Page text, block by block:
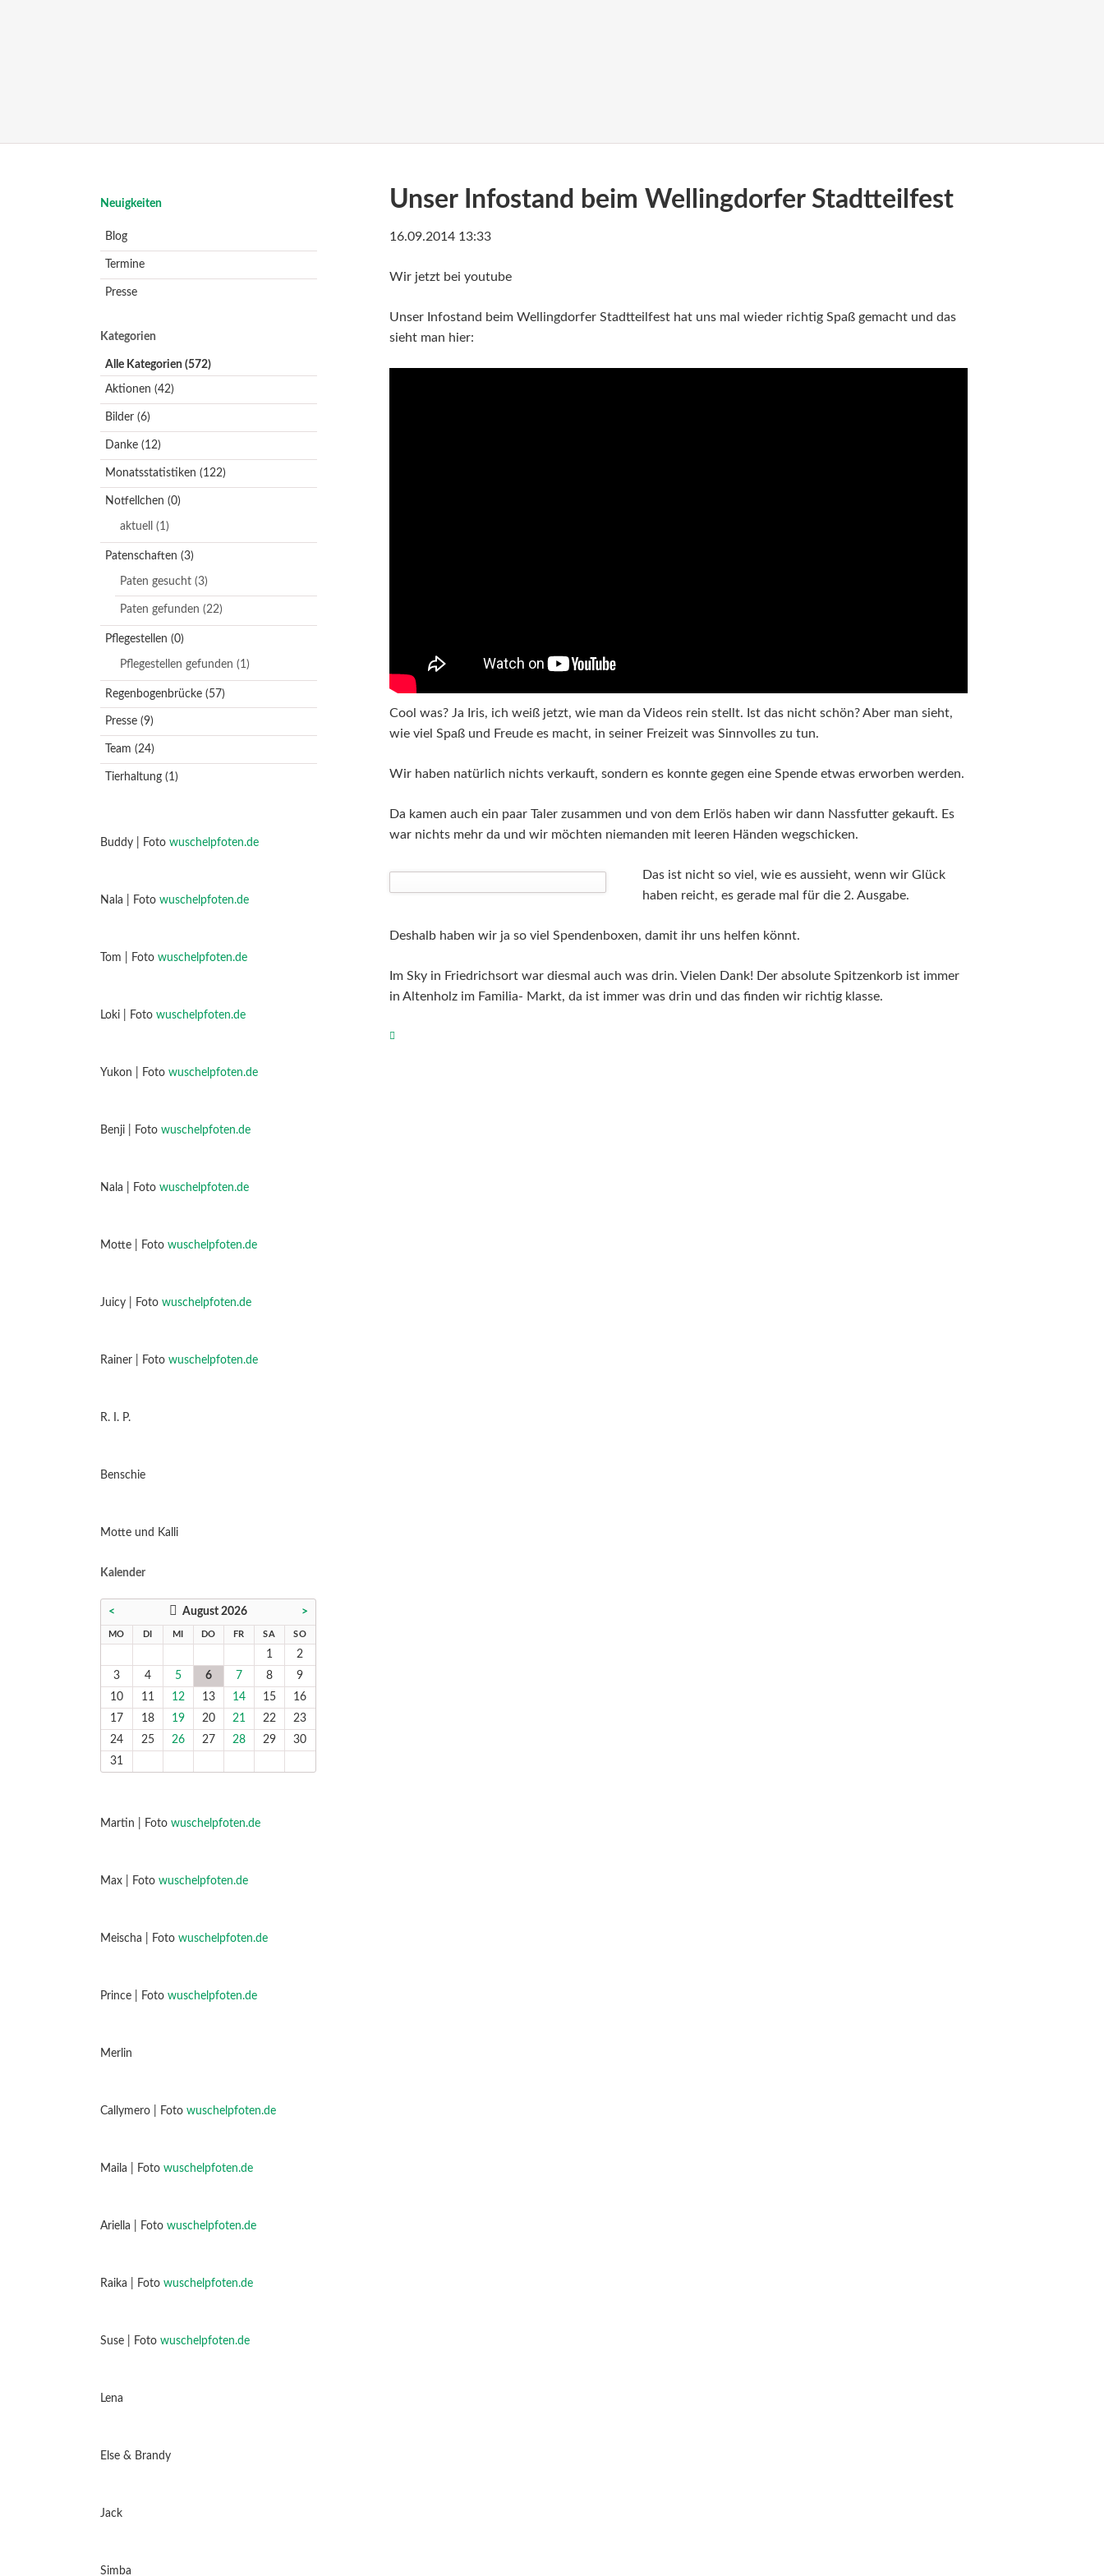
Unser Infostand beim Wellingdorfer Stadtteilfest
16.09.2014 13:33
Wir jetzt bei youtube
Unser Infostand beim Wellingdorfer Stadtteilfest hat uns mal wieder richtig Spaß gemacht und das
sieht man hier:
Cool was? Ja Iris, ich weiß jetzt, wie man da Videos rein stellt. Ist das nicht schön? Aber man sieht,
wie viel Spaß und Freude es macht, in seiner Freizeit was Sinnvolles zu tun.
Wir haben natürlich nichts verkauft, sondern es konnte gegen eine Spende etwas erworben werden.
Da kamen auch ein paar Taler zusammen und von dem Erlös haben wir dann Nassfutter gekauft. Es
war nichts mehr da und wir möchten niemanden mit leeren Händen wegschicken.
Das ist nicht so viel, wie es aussieht, wenn wir Glück
haben reicht, es gerade mal für die 2. Ausgabe.
Deshalb haben wir ja so viel Spendenboxen, damit ihr uns helfen könnt.
Im Sky in Friedrichsort war diesmal auch was drin. Vielen Dank! Der absolute Spitzenkorb ist immer
in Altenholz im Familia- Markt, da ist immer was drin und das finden wir richtig klasse.
Navigation
Neuigkeiten
Blog
Termine
Presse
Kategorien
Alle Kategorien (572)
Aktionen (42)
Bilder (6)
Danke (12)
Monatsstatistiken (122)
Notfellchen (0)
aktuell (1)
Patenschaften (3)
Paten gesucht (3)
Paten gefunden (22)
Pflegestellen (0)
Pflegestellen gefunden (1)
Regenbogenbrücke (57)
Presse (9)
Team (24)
Tierhaltung (1)
Buddy | Foto wuschelpfoten.de
Nala | Foto wuschelpfoten.de
Tom | Foto wuschelpfoten.de
Loki | Foto wuschelpfoten.de
Yukon | Foto wuschelpfoten.de
Benji | Foto wuschelpfoten.de
Nala | Foto wuschelpfoten.de
Motte | Foto wuschelpfoten.de
Juicy | Foto wuschelpfoten.de
Rainer | Foto wuschelpfoten.de
R. I. P.
Benschie
Motte und Kalli
Kalender
< August 2026 >
MO NTAGDI ENSTAG
MI TTWOCH
DO NNERSTAG
FR EITAG
SA MSTAG
SONNTAG
1
2
3
4 5 6 7 8
9
10
11 12 13 14 15
16
17
18 19 20 21 22
23
24
25 26 27 28 29
30
31
Martin | Foto wuschelpfoten.de
Max | Foto wuschelpfoten.de
Meischa | Foto wuschelpfoten.de
Prince | Foto wuschelpfoten.de
Merlin
Callymero | Foto wuschelpfoten.de
Maila | Foto wuschelpfoten.de
Ariella | Foto wuschelpfoten.de
Raika | Foto wuschelpfoten.de
Suse | Foto wuschelpfoten.de
Lena
Else & Brandy
Jack
Simba